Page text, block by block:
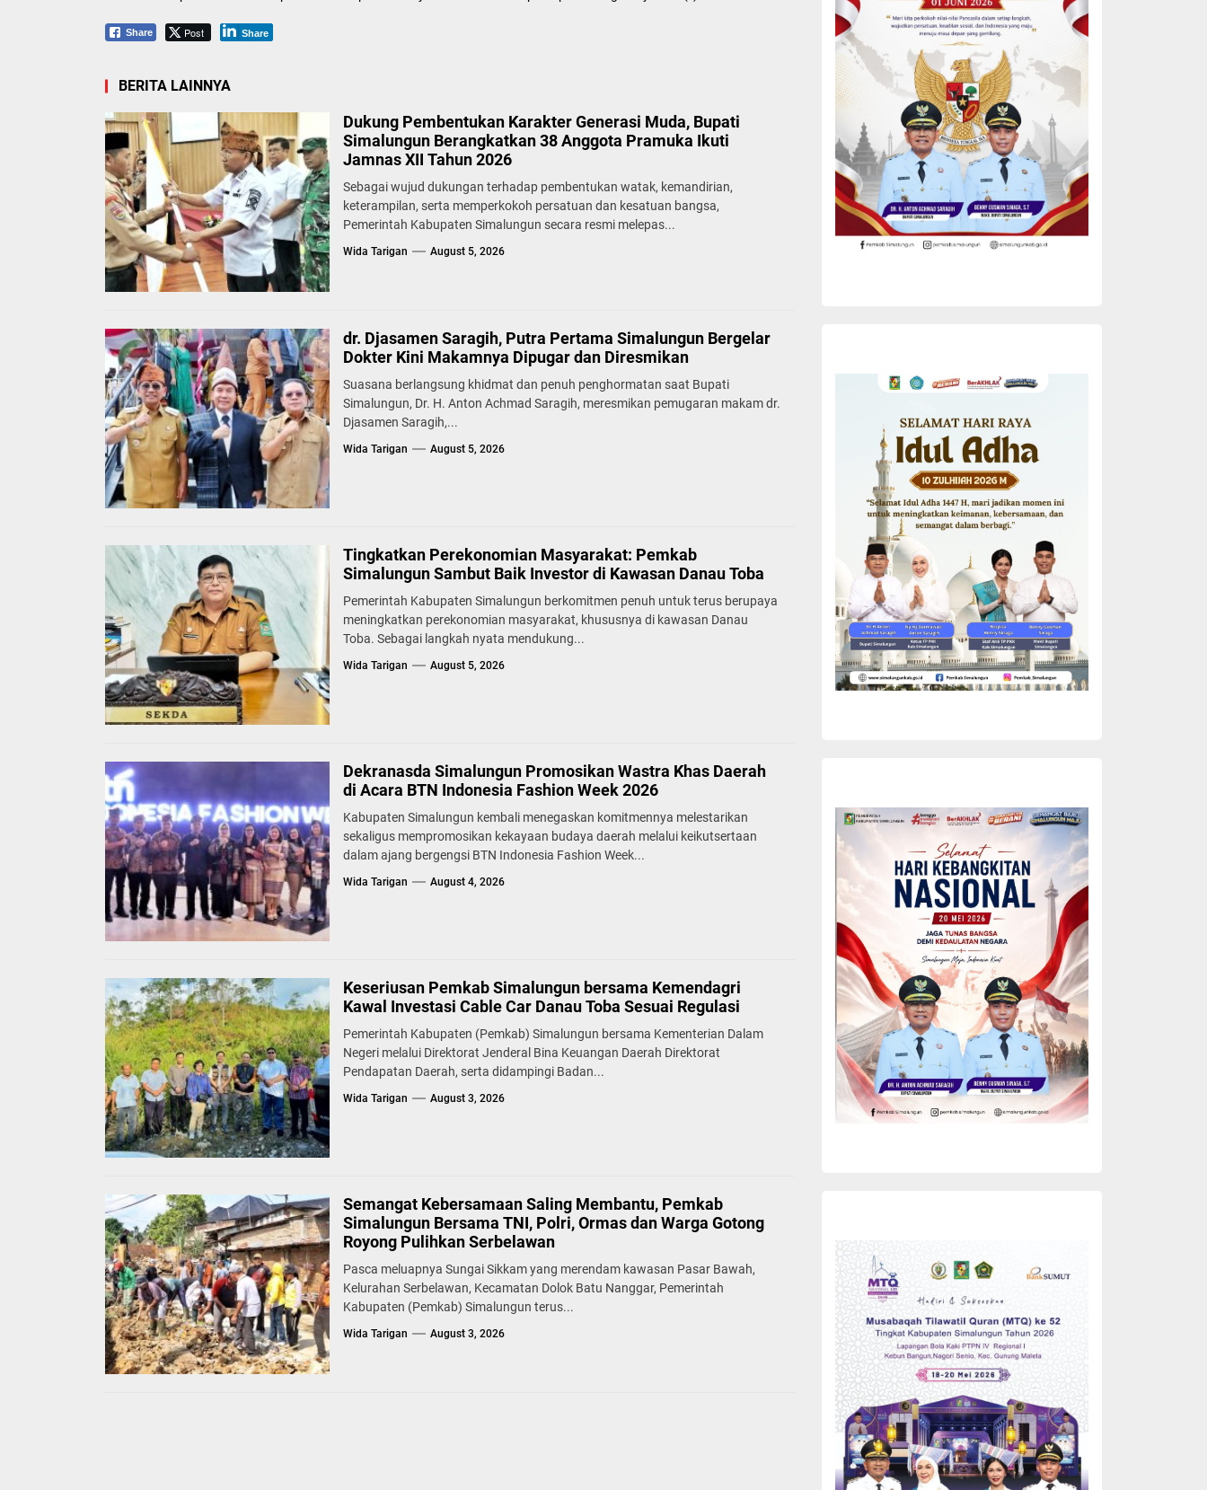
Share Post Share
BERITA LAINNYA
Dukung Pembentukan Karakter Generasi Muda, Bupati
Simalungun Berangkatkan 38 Anggota Pramuka Ikuti
Jamnas XII Tahun 2026
Sebagai wujud dukungan terhadap pembentukan watak, kemandirian,
keterampilan, serta memperkokoh persatuan dan kesatuan bangsa,
Pemerintah Kabupaten Simalungun secara resmi melepas...
Wida Tarigan August 5, 2026
dr. Djasamen Saragih, Putra Pertama Simalungun Bergelar
Dokter Kini Makamnya Dipugar dan Diresmikan
Suasana berlangsung khidmat dan penuh penghormatan saat Bupati
Simalungun, Dr. H. Anton Achmad Saragih, meresmikan pemugaran makam dr.
Djasamen Saragih,...
Wida Tarigan August 5, 2026
Tingkatkan Perekonomian Masyarakat: Pemkab
Simalungun Sambut Baik Investor di Kawasan Danau Toba
Pemerintah Kabupaten Simalungun berkomitmen penuh untuk terus berupaya
meningkatkan perekonomian masyarakat, khususnya di kawasan Danau
Toba. Sebagai langkah nyata mendukung...
Wida Tarigan August 5, 2026
Dekranasda Simalungun Promosikan Wastra Khas Daerah
di Acara BTN Indonesia Fashion Week 2026
Kabupaten Simalungun kembali menegaskan komitmennya melestarikan
sekaligus mempromosikan kekayaan budaya daerah melalui keikutsertaan
dalam ajang bergengsi BTN Indonesia Fashion Week...
Wida Tarigan August 4, 2026
Keseriusan Pemkab Simalungun bersama Kemendagri
Kawal Investasi Cable Car Danau Toba Sesuai Regulasi
Pemerintah Kabupaten (Pemkab) Simalungun bersama Kementerian Dalam
Negeri melalui Direktorat Jenderal Bina Keuangan Daerah Direktorat
Pendapatan Daerah, serta didampingi Badan...
Wida Tarigan August 3, 2026
Semangat Kebersamaan Saling Membantu, Pemkab
Simalungun Bersama TNI, Polri, Ormas dan Warga Gotong
Royong Pulihkan Serbelawan
Pasca meluapnya Sungai Sikkam yang merendam kawasan Pasar Bawah,
Kelurahan Serbelawan, Kecamatan Dolok Batu Nanggar, Pemerintah
Kabupaten (Pemkab) Simalungun terus...
Wida Tarigan August 3, 2026